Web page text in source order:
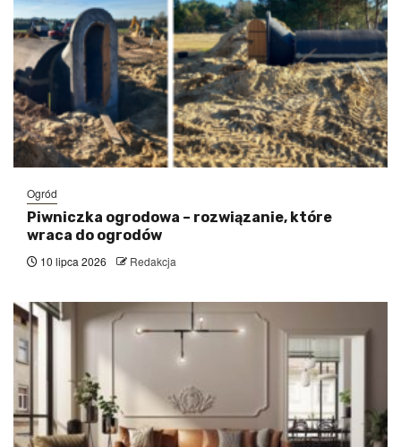
Ogród
Piwniczka ogrodowa – rozwiązanie, które
wraca do ogrodów
10 lipca 2026 Redakcja